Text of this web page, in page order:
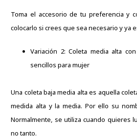
Toma el accesorio de tu preferencia y
colocarlo si crees que sea necesario y ya
Variación 2: Coleta media alta
sencillos para mujer
Una coleta baja media alta es aquella
medida alta y la media. Por ello su
Normalmente, se utiliza cuando quieres
no tanto.